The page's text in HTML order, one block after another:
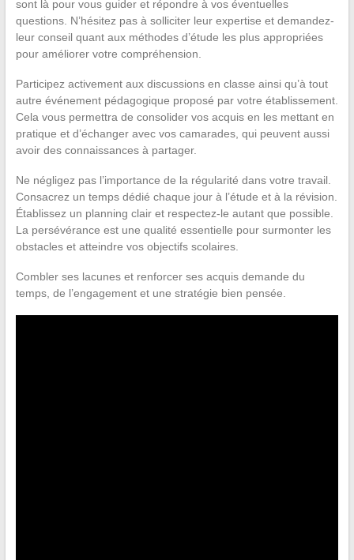
sont là pour vous guider et répondre à vos éventuelles
questions. N’hésitez pas à solliciter leur expertise et demandez-
leur conseil quant aux méthodes d’étude les plus appropriées
pour améliorer votre compréhension.
Participez activement aux discussions en classe ainsi qu’à tout
autre événement pédagogique proposé par votre établissement.
Cela vous permettra de consolider vos acquis en les mettant en
pratique et d’échanger avec vos camarades, qui peuvent aussi
avoir des connaissances à partager.
Ne négligez pas l’importance de la régularité dans votre travail.
Consacrez un temps dédié chaque jour à l’étude et à la révision.
Établissez un planning clair et respectez-le autant que possible.
La persévérance est une qualité essentielle pour surmonter les
obstacles et atteindre vos objectifs scolaires.
Combler ses lacunes et renforcer ses acquis demande du
temps, de l’engagement et une stratégie bien pensée.